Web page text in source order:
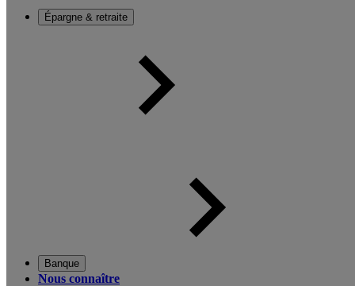
Épargne & retraite
Banque
Nous connaître